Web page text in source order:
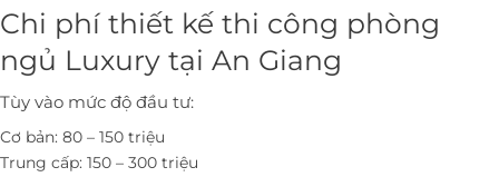
Chi phí thiết kế thi công phòng
ngủ Luxury tại An Giang
Tùy vào mức độ đầu tư:
Cơ bản: 80 – 150 triệu
Trung cấp: 150 – 300 triệu